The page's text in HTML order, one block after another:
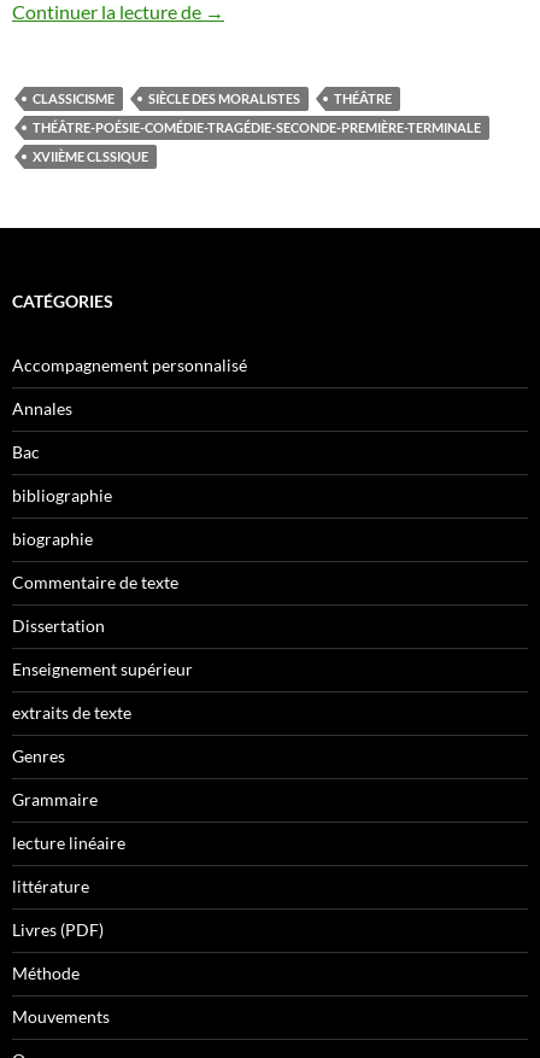
Continuer la lecture de LE CLASSICISME DEF
→
CLASSICISME SIÈCLE DES MORALISTES
THÉÂTRE
THÉÂTRE-POÉSIE-COMÉDIE-TRAGÉDIE-SECONDE-PREMIÈRE-TERMINALE
XVIIÈME CLSSIQUE
CATÉGORIES
Accompagnement personnalisé
Annales
Bac
bibliographie
biographie
Commentaire de texte
Dissertation
Enseignement supérieur
extraits de texte
Genres
Grammaire
lecture linéaire
littérature
Livres (PDF)
Méthode
Mouvements